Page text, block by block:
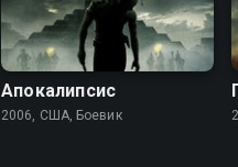
Апокалипсис
2006, США, Боевик